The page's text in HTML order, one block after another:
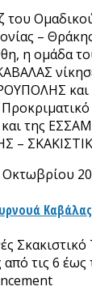
του
–
η ομάδα
και
της
–
Οκτωβρίου
Καβάλας
από τις 6